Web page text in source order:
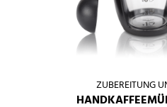
ZUBEREITUNG